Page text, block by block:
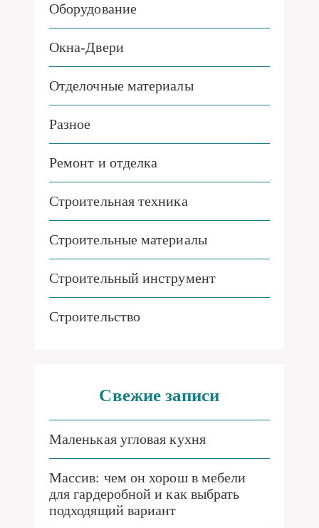
Оборудование
Окна-Двери
Отделочные материалы
Разное
Ремонт и отделка
Строительная техника
Строительные материалы
Строительный инструмент
Строительство
Свежие записи
Маленькая угловая кухня
Массив: чем он хорош в мебели
для гардеробной и как выбрать
подходящий вариант